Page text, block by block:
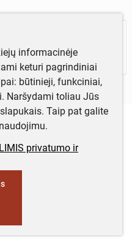
objektą?
informacinėje
keturi pagrindiniai
būtinieji, funkciniai,
Naršydami toliau Jūs
Taip pat galite
privatumo ir